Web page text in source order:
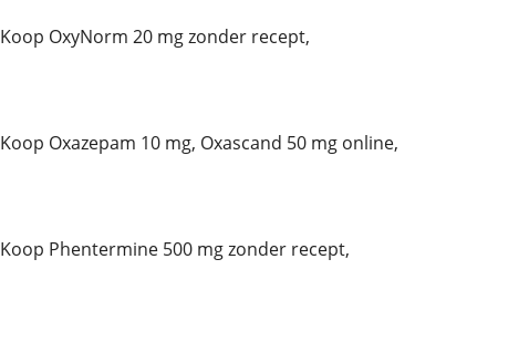
Koop OxyNorm 20 mg zonder recept,
Koop Oxazepam 10 mg, Oxascand 50 mg online,
Koop Phentermine 500 mg zonder recept,